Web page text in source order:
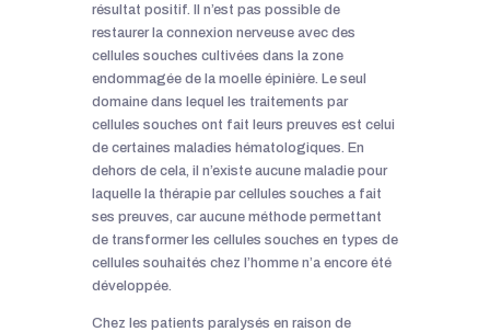
résultat positif. Il n’est pas possible de
restaurer la connexion nerveuse avec des
cellules souches cultivées dans la zone
endommagée de la moelle épinière. Le seul
domaine dans lequel les traitements par
cellules souches ont fait leurs preuves est celui
de certaines maladies hématologiques. En
dehors de cela, il n’existe aucune maladie pour
laquelle la thérapie par cellules souches a fait
ses preuves, car aucune méthode permettant
de transformer les cellules souches en types de
cellules souhaités chez l’homme n’a encore été
développée.
Chez les patients paralysés en raison de